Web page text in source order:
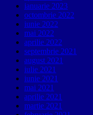
ianuarie 2023
octombrie 2022
iunie 2022
mai 2022
aprilie 2022
septembrie 2021
august 2021
iulie 2021
iunie 2021
mai 2021
aprilie 2021
martie 2021